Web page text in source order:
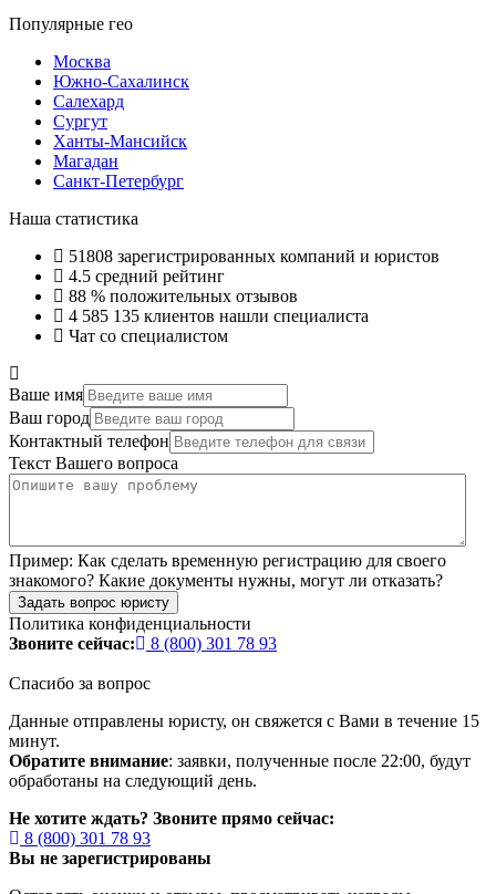
Популярные гео
Москва
Южно-Сахалинск
Салехард
Сургут
Ханты-Мансийск
Магадан
Санкт-Петербург
Наша статистика
51808 зарегистрированных компаний и юристов
4.5 средний рейтинг
88 % положительных отзывов
4 585 135 клиентов нашли специалиста
Чат со специалистом
Ваше имя
Ваш город
Контактный телефон
Текст Вашего вопроса
Пример: Как сделать временную регистрацию для своего
знакомого? Какие документы нужны, могут ли отказать?
Задать вопрос юристу
Политика конфиденциальности
Звоните сейчас:
8 (800) 301 78 93
Спасибо за вопрос
Данные отправлены юристу, он свяжется с Вами в течение 15
минут.
Обратите внимание: заявки, полученные после 22:00, будут
обработаны на следующий день.
Не хотите ждать? Звоните прямо сейчас:
8 (800) 301 78 93
Вы не зарегистрированы